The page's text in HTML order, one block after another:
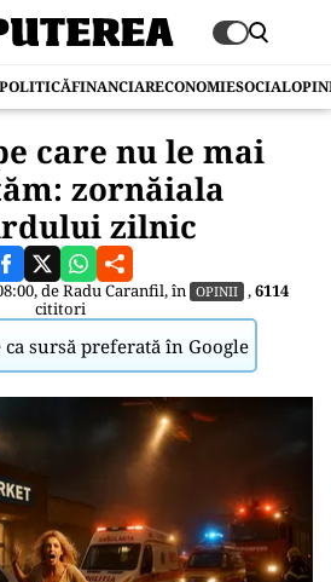
POLITICĂFINANCIARECONOMIESOCIAL
care nu le mai
zornăiala
zilnic
deRadu Caranfil, în OPINII ,6114
cititori
ca sursă preferată în Google